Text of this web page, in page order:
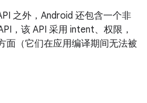
之外，Android 还包含一个非
，该 API 采用 intent、权限，
面（它们在应用编译期间无法被